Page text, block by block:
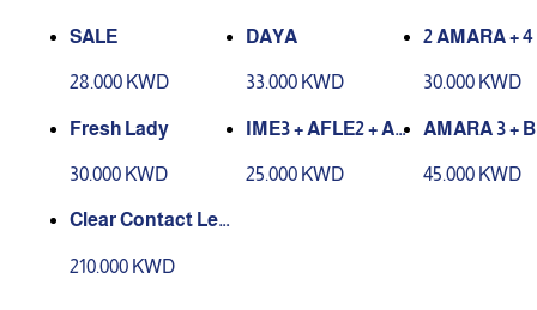
SALE
28.000 KWD
DAYA
33.000 KWD
2 AMARA + 4
30.000 KWD
Fresh Lady
30.000 KWD
IME3 + AFLE2 + A
25.000 KWD
AMARA 3 +
45.000 KWD
Clear Contact Len
s® 1-Day 90 Pack
210.000 KWD